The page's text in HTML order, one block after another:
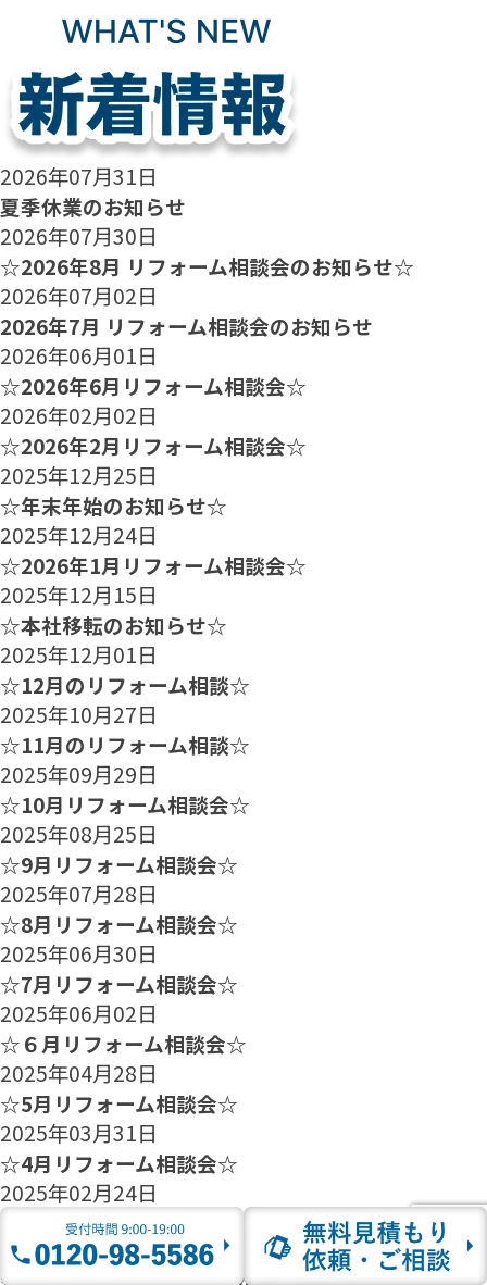
2026年07月31日
夏季休業のお知らせ
2026年07月30日
☆2026年8月 リフォーム相談会のお知らせ☆
2026年07月02日
2026年7月 リフォーム相談会のお知らせ
2026年06月01日
☆2026年6月リフォーム相談会☆
2026年02月02日
☆2026年2月リフォーム相談会☆
2025年12月25日
☆年末年始のお知らせ☆
2025年12月24日
☆2026年1月リフォーム相談会☆
2025年12月15日
☆本社移転のお知らせ☆
2025年12月01日
☆12月のリフォーム相談☆
2025年10月27日
☆11月のリフォーム相談☆
2025年09月29日
☆10月リフォーム相談会☆
2025年08月25日
☆9月リフォーム相談会☆
2025年07月28日
☆8月リフォーム相談会☆
2025年06月30日
☆7月リフォーム相談会☆
2025年06月02日
☆６月リフォーム相談会☆
2025年04月28日
☆5月リフォーム相談会☆
2025年03月31日
☆4月リフォーム相談会☆
2025年02月24日
☆3月リフォーム相談会☆
2025年01月27日